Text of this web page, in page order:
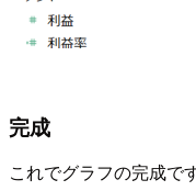
完成
これでグラフの完成で